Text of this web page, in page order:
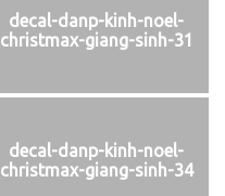
decal-danp-kinh-noel-
christmax-giang-sinh-31
decal-danp-kinh-noel-
christmax-giang-sinh-34